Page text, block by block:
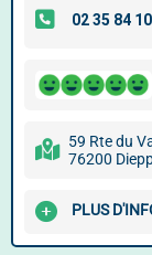
59 Rte du
76200
PLUS